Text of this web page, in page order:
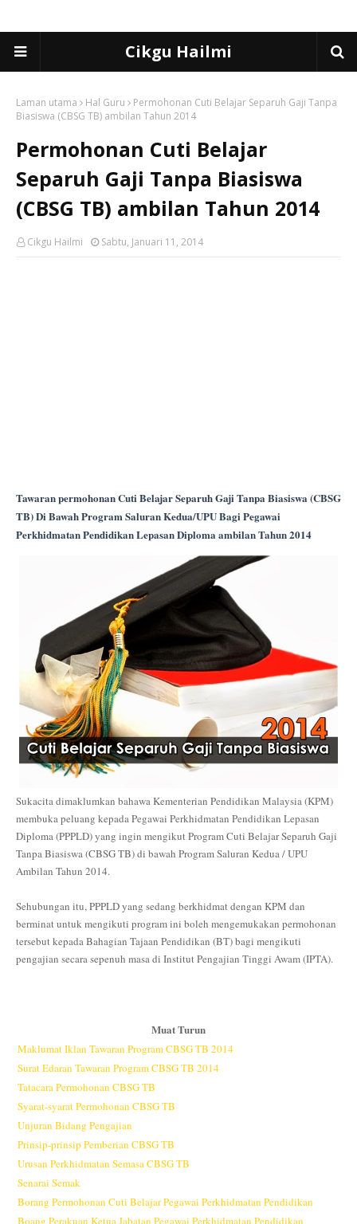
Cikgu Hailmi
Laman utama Hal Guru
Permohonan Cuti Belajar Separuh Gaji Tanpa
Biasiswa (CBSG TB) ambilan Tahun 2014
Permohonan Cuti Belajar
Separuh Gaji Tanpa Biasiswa
(CBSG TB) ambilan Tahun 2014
Cikgu Hailmi Sabtu, Januari 11, 2014
Tawaran permohonan Cuti Belajar Separuh Gaji Tanpa Biasiswa (CBSG
TB) Di Bawah Program Saluran Kedua/UPU Bagi Pegawai
Perkhidmatan Pendidikan Lepasan Diploma ambilan Tahun 2014
Sukacita dimaklumkan bahawa Kementerian Pendidikan Malaysia (KPM)
membuka peluang kepada Pegawai Perkhidmatan Pendidikan Lepasan
Diploma (PPPLD) yang ingin mengikut Program Cuti Belajar Separuh Gaji
Tanpa Biasiswa (CBSG TB) di bawah Program Saluran Kedua / UPU
Ambilan Tahun 2014.
Sehubungan itu, PPPLD yang sedang berkhidmat dengan KPM dan
berminat untuk mengikuti program ini boleh mengemukakan permohonan
tersebut kepada Bahagian Tajaan Pendidikan (BT) bagi mengikuti
pengajian secara sepenuh masa di Institut Pengajian Tinggi Awam (IPTA).
Muat Turun
Maklumat Iklan Tawaran Program CBSG TB 2014
Surat Edaran Tawaran Program CBSG TB 2014
Tatacara Permohonan CBSG TB
Syarat-syarat Permohonan CBSG TB
Unjuran Bidang Pengajian
Prinsip-prinsip Pemberian CBSG TB
Urusan Perkhidmatan Semasa CBSG TB
Senarai Semak
Borang Permohonan Cuti Belajar Pegawai Perkhidmatan Pendidikan
Boang Perakuan Ketua Jabatan Pegawai Perkhidmatan Pendidikan